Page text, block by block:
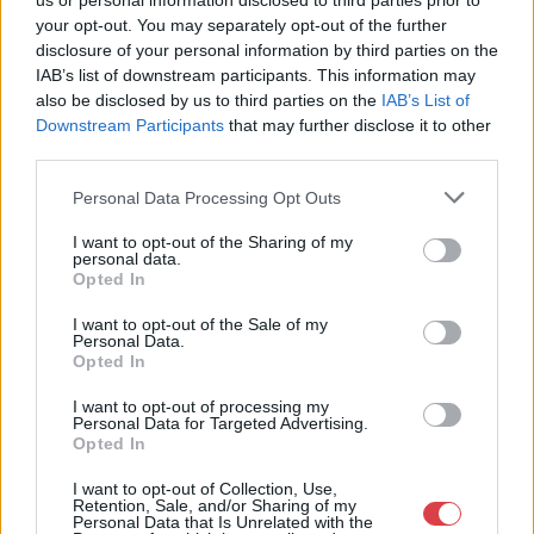
your opt-out. You may separately opt-out of the further
disclosure of your personal information by third parties on the
IAB’s list of downstream participants. This information may
also be disclosed by us to third parties on the IAB’s List of
Downstream Participants that may further disclose it to other
Personal Data Processing Opt Outs
I want to opt-out of the Sharing of my
personal data.
Opted In
I want to opt-out of the Sale of my
Personal Data.
Opted In
I want to opt-out of processing my
Personal Data for Targeted Advertising.
Opted In
I want to opt-out of Collection, Use,
Retention, Sale, and/or Sharing of my
Personal Data that Is Unrelated with the
BÁV ZRt. 2014.12.09-i aukció
Aukció időpontja: 2014-12-09
12:00
MEGTEKINTEM
BÁV ZRt. 2014.12.09-i aukció
Aukció időpontja: 2014-12-09
12:00
MEGTEKINTEM
ÉKSZER, DRÁGAKŐ
37. tétel:
14 K au, ametiszt, zafír,
11 gyém. cca. 0,17 ct,
ÉKSZER, DRÁGAKŐ
au, 5 bril. cca. 0,50 ct,
21,6 g